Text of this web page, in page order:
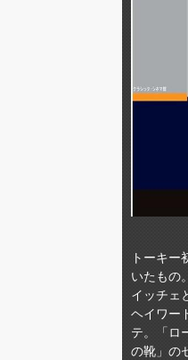
トーキ
いたもの
イッチェ
ヘイワー
テ。「ロ
の靴」の